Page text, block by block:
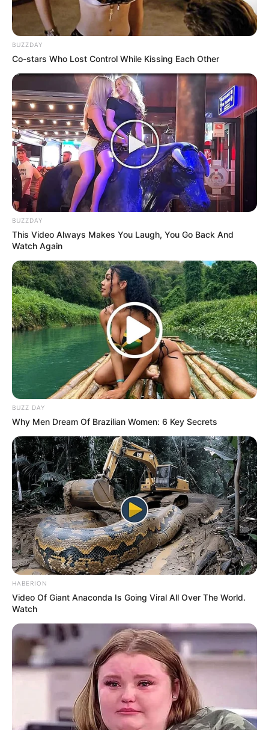
(foto: instagram/billieeilish)
4. Melengkapi gayanya dengan kacamata hitam
(foto: instagram/billieeilish)
5. Tetap cantik dengan gaya nyentrik
BUZZDAY
Co-stars Who Lost Control While Kissing Each Other
BUZZDAY
This Video Always Makes You Laugh, You Go Back And
Watch Again
BUZZ DAY
Why Men Dream Of Brazilian Women: 6 Key Secrets
HABERION
Video Of Giant Anaconda Is Going Viral All Over The World.
Watch